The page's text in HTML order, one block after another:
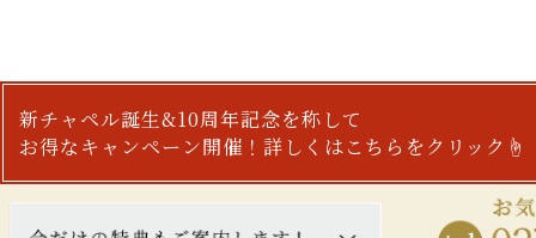
新チャペル誕生&10周年記念を称して
お得なキャンペーン開催！詳しくはこちらをクリック☝︎